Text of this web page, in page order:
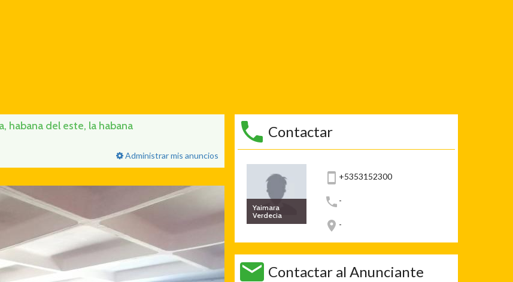
habana del este, la habana
Administrar mis anuncios
Contactar
Yaimara
Verdecia
+5353152300
-
-
Contactar al Anunciante